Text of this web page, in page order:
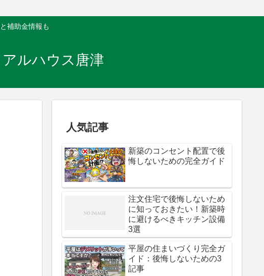
補助金情報も
ルハウス唐津
人気記事
新築のコンセント配置で後
悔しないための完全ガイド
注文住宅で後悔しないため
に知っておきたい！新築時
に避けるべきキッチン設備
3選
平屋の住まいづくり完全ガ
イド：後悔しないための3
記事